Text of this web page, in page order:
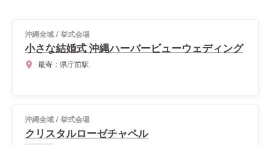
沖縄全域/挙式会場
小さな結婚式 沖縄ハーバービューウェディング
最寄： 県庁前駅
沖縄全域/挙式会場
クリスタルローゼチャペル